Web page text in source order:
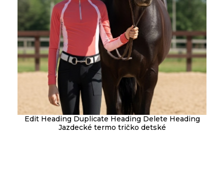
Edit Heading Duplicate Heading Delete Heading
Jazdecké termo tričko detské